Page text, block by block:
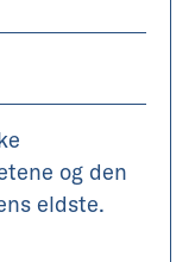
og den
eldste.